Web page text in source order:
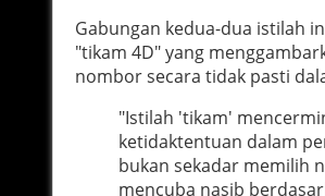
Gabungan kedua-dua istilah
"tikam 4D" yang
nombor secara tidak pasti
"Istilah 'tikam'
ketidaktentuan dalam
bukan sekadar memilih
mencuba nasib